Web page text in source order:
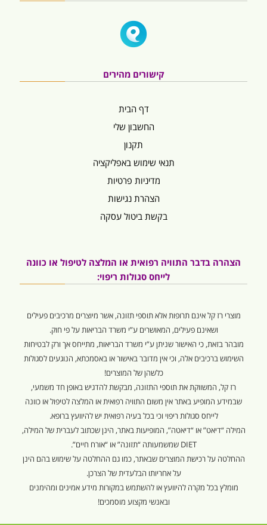
קישורים מהירים
דף הבית
החשבון שלי
תקנון
תנאי שימוש באפליקציה
מדיניות פרטיות
הצהרת נגישות
בקשת ביטול עסקה
הצהרה בדבר התוויה רפואית או המלצה לטיפול או כוונה
לייחס סגולות ריפוי:
מוצרי רז קל אינם תרופות אלא תוספי תזונה, אשר מיוצרים מרכיבים פעילים
ושאינם פעילים, המאושרים ע”י משרד הבריאות על פי חוק.
מובהר בזאת, כי האישור שניתן ע”י משרד הבריאות, מתייחס אך ורק לבטיחות
השימוש ברכיבים אלה, וכי אין מדובר באישור או באסמכתא, הנוגעים לסגולות
כלשהן של המוצרים!
רז קל, המשווקת את תוספי התזונה, מבקשת להדגיש באופן חד משמעי,
שבמידע המופיע באתר אין משום התוויה רפואית או המלצה לטיפול או כוונה
לייחס סגולות ריפוי וכי בכל בעיה רפואית יש להיוועץ ברופא.
המילה “דיאט” או “דיאטה”, המופיעות באתר, הינן שכתוב לעברית של המילה,
DIET שמשמעותה “תזונה” או “אורח חיים”.
ההחלטה על רכישת המוצרים שבאתר, כמו גם ההחלטה על שימוש בהם הינן
על אחריותו הבלעדית של הצרכן.
מומלץ בכל מקרה להיוועץ או להשתמש במקורות מידע אמינים ומהימנים
ובאנשי מקצוע מוסמכים!